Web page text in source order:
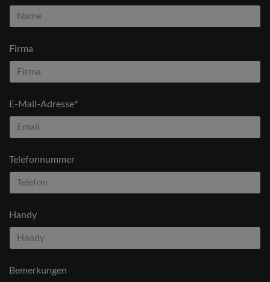
Firma
E-Mail-Adresse*
Telefonnummer
Handy
Bemerkungen